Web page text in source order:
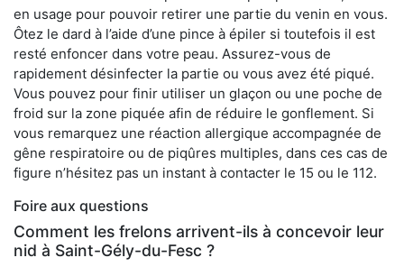
en usage pour pouvoir retirer une partie du venin en vous.
Ôtez le dard à l’aide d’une pince à épiler si toutefois il est
resté enfoncer dans votre peau. Assurez-vous de
rapidement désinfecter la partie ou vous avez été piqué.
Vous pouvez pour finir utiliser un glaçon ou une poche de
froid sur la zone piquée afin de réduire le gonflement. Si
vous remarquez une réaction allergique accompagnée de
gêne respiratoire ou de piqûres multiples, dans ces cas de
figure n’hésitez pas un instant à contacter le 15 ou le 112.
Foire aux questions
Comment les frelons arrivent-ils à concevoir leur
nid à Saint-Gély-du-Fesc ?